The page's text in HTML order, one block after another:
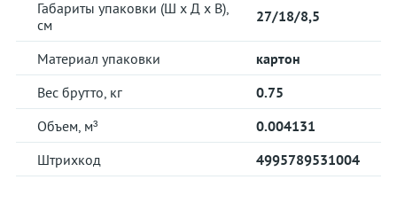
Габариты упаковки (Ш х Д х В),
см
27/18/8,5
Материал упаковки
картон
Вес брутто, кг
0.75
Объем, м³
0.004131
Штрихкод
4995789531004